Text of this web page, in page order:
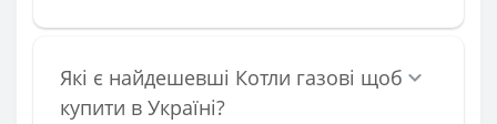
Які є найдешевші Котли газові щоб
купити в Україні?